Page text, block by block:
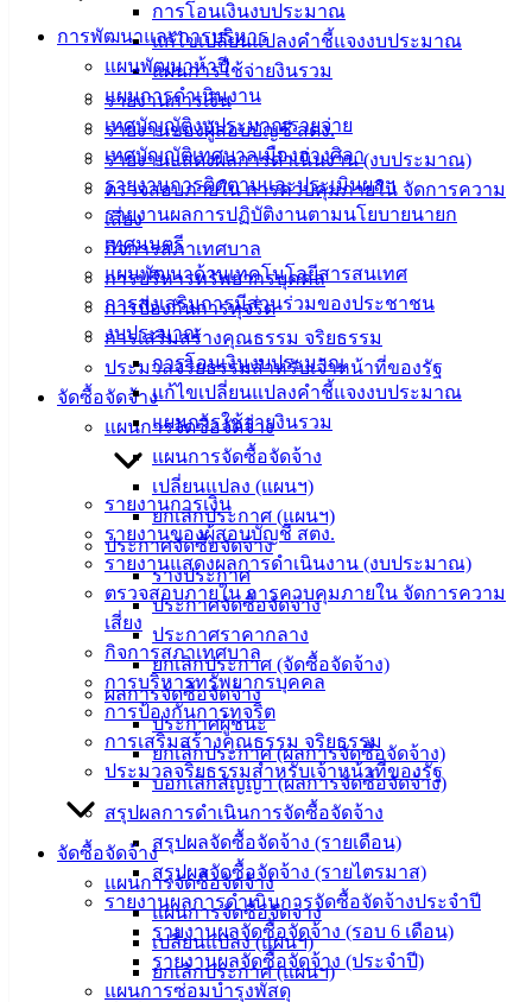
การโอนเงินงบประมาณ
แก้ไขเปลี่ยนแปลงคำชี้แจงงบประมาณ
แผนการใช้จ่ายงินรวม
รายงานการเงิน
รายงานของผู้สอบบัญชี สตง.
รายงานแสดงผลการดำเนินงาน (งบประมาณ)
ตรวจสอบภายใน การควบคุมภายใน จัดการความ
เสี่ยง
กิจการสภาเทศบาล
การบริหารทรัพยากรบุคคล
การป้องกันการทุจริต
การเสริมสร้างคุณธรรม จริยธรรม
ประมวลจริยธรรมสำหรับเจ้าหน้าที่ของรัฐ
จัดซื้อจัดจ้าง
แผนการจัดซื้อจัดจ้าง
แผนการจัดซื้อจัดจ้าง
เปลี่ยนแปลง (แผนฯ)
ยกเลิกประกาศ (แผนฯ)
ประกาศจัดซื้อจัดจ้าง
ร่างประกาศ
ประกาศจัดซื้อจัดจ้าง
ประกาศราคากลาง
ยกเลิกประกาศ (จัดซื้อจัดจ้าง)
ผลการจัดซื้อจัดจ้าง
ประกาศผู้ชนะ
ยกเลิกประกาศ (ผลการจัดซื้อจัดจ้าง)
บอกเลิกสัญญา (ผลการจัดซื้อจัดจ้าง)
สรุปผลการดำเนินการจัดซื้อจัดจ้าง
สรุปผลจัดซื้อจัดจ้าง (รายเดือน)
สรุปผลจัดซื้อจัดจ้าง (รายไตรมาส)
รายงานผลการดำเนินการจัดซื้อจัดจ้างประจำปี
รายงานผลจัดซื้อจัดจ้าง (รอบ 6 เดือน)
รายงานผลจัดซื้อจัดจ้าง (ประจำปี)
แผนการซ่อมบำรุงพัสดุ
การพัฒนาและการบริหาร
แผนพัฒนาห้าปี
แผนการดำเนินงาน
เทศบัญญัติงบประมาณรายจ่าย
เทศบัญญัติเทศบาลเมืองอ่างศิลา
รายงานการติดตามและประเมินผลฯ
รายงานผลการปฏิบัติงานตามนโยบายนายก
เทศมนตรี
แผนพัฒนาด้านเทคโนโลยีสารสนเทศ
การส่งเสริมการมีส่วนร่วมของประชาชน
งบประมาณ
การโอนเงินงบประมาณ
แก้ไขเปลี่ยนแปลงคำชี้แจงงบประมาณ
แผนการใช้จ่ายงินรวม
รายงานการเงิน
รายงานของผู้สอบบัญชี สตง.
รายงานแสดงผลการดำเนินงาน (งบประมาณ)
ตรวจสอบภายใน การควบคุมภายใน จัดการความ
เสี่ยง
กิจการสภาเทศบาล
การบริหารทรัพยากรบุคคล
การป้องกันการทุจริต
การเสริมสร้างคุณธรรม จริยธรรม
ประมวลจริยธรรมสำหรับเจ้าหน้าที่ของรัฐ
จัดซื้อจัดจ้าง
แผนการจัดซื้อจัดจ้าง
แผนการจัดซื้อจัดจ้าง
เปลี่ยนแปลง (แผนฯ)
ยกเลิกประกาศ (แผนฯ)
คู่มือการเปรียบเทียบปรับและการดำเนินคดี-1
การจดทะเบียน-ห้างหุ้นส่วนสามัญ-คณะบุคคล-ร่วม
การค้า